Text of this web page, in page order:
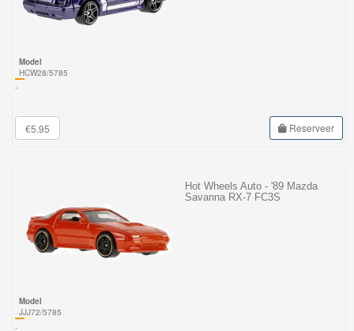
Model
HCW28/5785
-
€5.95 Reserveer
Hot Wheels Auto - '89 Mazda
Savanna RX-7 FC3S
Model
JJJ72/5785
-